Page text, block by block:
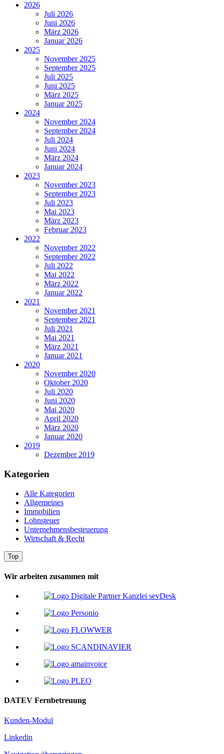
2026
Juli 2026
Juni 2026
März 2026
Januar 2026
2025
November 2025
September 2025
Juli 2025
Juni 2025
März 2025
Januar 2025
2024
November 2024
September 2024
Juli 2024
Juni 2024
März 2024
Januar 2024
2023
November 2023
September 2023
Juli 2023
Mai 2023
März 2023
Februar 2023
2022
November 2022
September 2022
Juli 2022
Mai 2022
März 2022
Januar 2022
2021
November 2021
September 2021
Juli 2021
Mai 2021
März 2021
Januar 2021
2020
November 2020
Oktober 2020
Juli 2020
Juni 2020
Mai 2020
April 2020
März 2020
Januar 2020
2019
Dezember 2019
Kategorien
Alle Kategorien
Allgemeines
Immobilien
Lohnsteuer
Unternehmensbesteuerung
Wirtschaft & Recht
Top
Wir arbeiten zusammen mit
DATEV Fernbetreuung
Kunden-Modul
Linkedin